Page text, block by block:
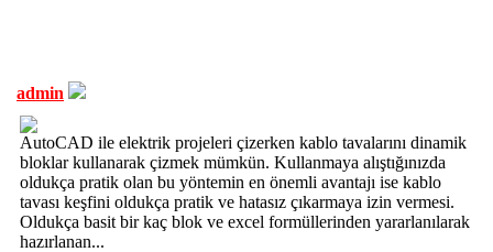
admin
AutoCAD ile elektrik projeleri çizerken kablo tavalarını dinamik
bloklar kullanarak çizmek mümkün. Kullanmaya alıştığınızda
oldukça pratik olan bu yöntemin en önemli avantajı ise kablo
tavası keşfini oldukça pratik ve hatasız çıkarmaya izin vermesi.
Oldukça basit bir kaç blok ve excel formüllerinden yararlanılarak
hazırlanan...